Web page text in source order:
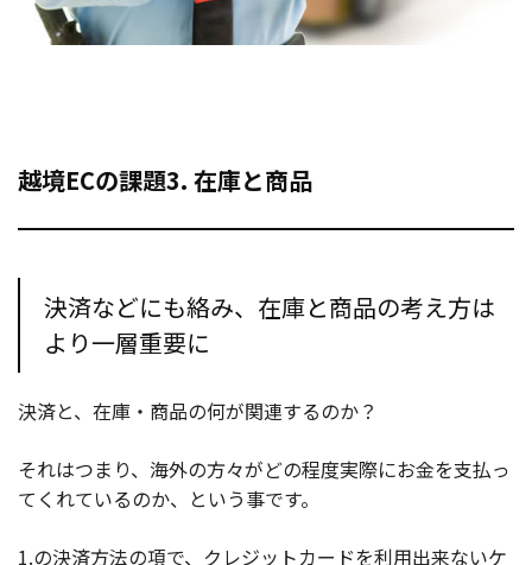
越境ECの課題3. 在庫と商品
決済などにも絡み、在庫と商品の考え方は
より一層重要に
決済と、在庫・商品の何が関連するのか？
それはつまり、海外の方々がどの程度実際にお金を支払っ
てくれているのか、という事です。
1.の決済方法の項で、クレジットカードを利用出来ないケ